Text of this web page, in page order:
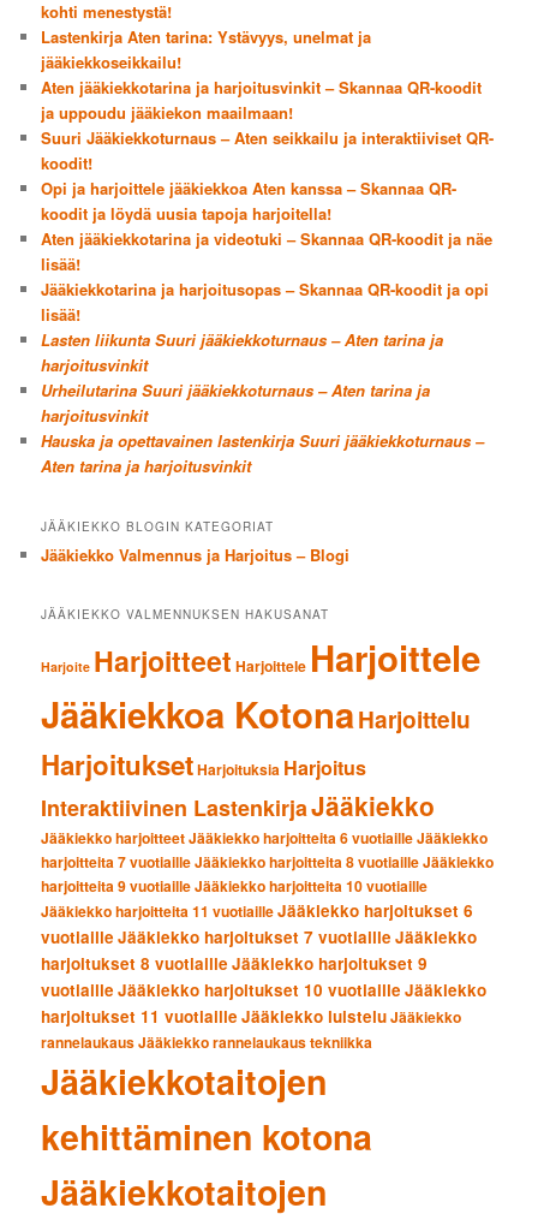
kohti menestystä!
Lastenkirja Aten tarina: Ystävyys, unelmat ja
jääkiekkoseikkailu!
Aten jääkiekkotarina ja harjoitusvinkit – Skannaa QR-koodit
ja uppoudu jääkiekon maailmaan!
Suuri Jääkiekkoturnaus – Aten seikkailu ja interaktiiviset QR-
koodit!
Opi ja harjoittele jääkiekkoa Aten kanssa – Skannaa QR-
koodit ja löydä uusia tapoja harjoitella!
Aten jääkiekkotarina ja videotuki – Skannaa QR-koodit ja näe
lisää!
Jääkiekkotarina ja harjoitusopas – Skannaa QR-koodit ja opi
lisää!
Lasten liikunta Suuri jääkiekkoturnaus – Aten tarina ja
harjoitusvinkit
Urheilutarina Suuri jääkiekkoturnaus – Aten tarina ja
harjoitusvinkit
Hauska ja opettavainen lastenkirja Suuri jääkiekkoturnaus –
Aten tarina ja harjoitusvinkit
JÄÄKIEKKO BLOGIN KATEGORIAT
Jääkiekko Valmennus ja Harjoitus – Blogi
JÄÄKIEKKO VALMENNUKSEN HAKUSANAT
Harjoite Harjoitteet Harjoittele Harjoittele
Jääkiekkoa KotonaHarjoittelu
HarjoituksetHarjoituksia Harjoitus
Interaktiivinen LastenkirjaJääkiekko
Jääkiekko harjoitteetJääkiekko harjoitteita 6 vuotiailleJääkiekko
harjoitteita 7 vuotiailleJääkiekko harjoitteita 8 vuotiailleJääkiekko
harjoitteita 9 vuotiailleJääkiekko harjoitteita 10 vuotiaille
Jääkiekko harjoitteita 11 vuotiailleJääkiekko harjoitukset 6
vuotiaille Jääkiekko harjoitukset 7 vuotiaille Jääkiekko
harjoitukset 8 vuotiaille Jääkiekko harjoitukset 9
vuotiaille Jääkiekko harjoitukset 10 vuotiaille Jääkiekko
harjoitukset 11 vuotiaille Jääkiekko luisteluJääkiekko
rannelaukausJääkiekko rannelaukaus tekniikka
Jääkiekkotaitojen
kehittäminen kotona
Jääkiekkotaitojen